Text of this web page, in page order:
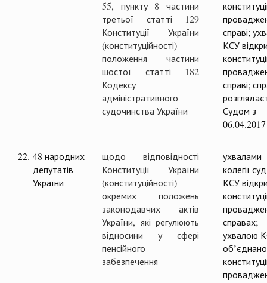
55, пункту 8 частини
третьої статті 129
Конституції України
(конституційності)
положення частини
шостої статті 182
Кодексу
адміністративного
судочинства України
справі;
КСУ
справі;
Судом з
06.04.2017
22. 48 народних
депутатів
України
щодо відповідності
Конституції України
(конституційності)
окремих положень
законодавчих актів
України, які регулюють
відносини у сфері
пенсійного
забезпечення
ухвалами
колегії
КСУ
справах;
ухвалою
об’єднано